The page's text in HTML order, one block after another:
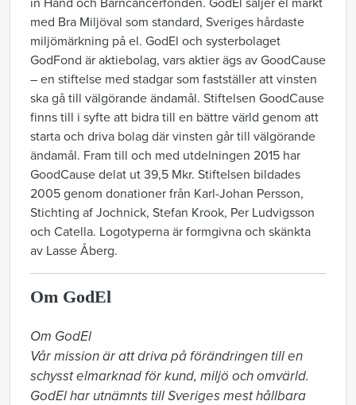
in Hand och Barncancerfonden. GodEl säljer el märkt
med Bra Miljöval som standard, Sveriges hårdaste
miljömärkning på el. GodEl och systerbolaget
GodFond är aktiebolag, vars aktier ägs av GoodCause
– en stiftelse med stadgar som fastställer att vinsten
ska gå till välgörande ändamål. Stiftelsen GoodCause
finns till i syfte att bidra till en bättre värld genom att
starta och driva bolag där vinsten går till välgörande
ändamål. Fram till och med utdelningen 2015 har
GoodCause delat ut 39,5 Mkr. Stiftelsen bildades
2005 genom donationer från Karl-Johan Persson,
Stichting af Jochnick, Stefan Krook, Per Ludvigsson
och Catella. Logotyperna är formgivna och skänkta
av Lasse Åberg.
Om GodEl
Om GodEl
Vår mission är att driva på förändringen till en
schysst elmarknad för kund, miljö och omvärld.
GodEl har utnämnts till Sveriges mest hållbara